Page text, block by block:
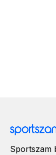
Sportszam